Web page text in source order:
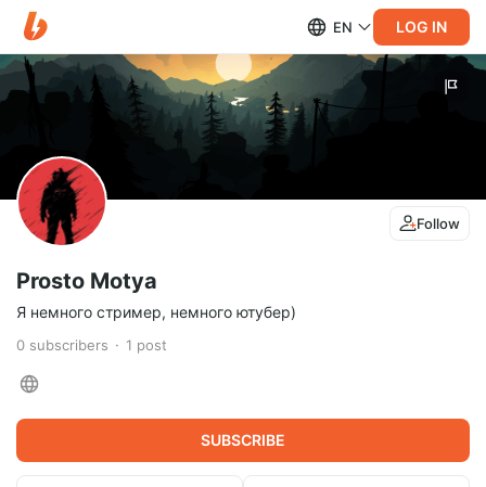
EN LOG IN
Follow
Prosto Motya
Я немного стример, немного ютубер)
0 subscribers 1 post
SUBSCRIBE